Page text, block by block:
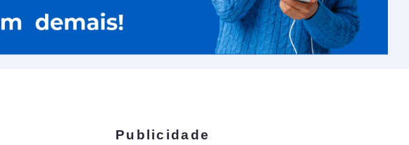
Publicidade